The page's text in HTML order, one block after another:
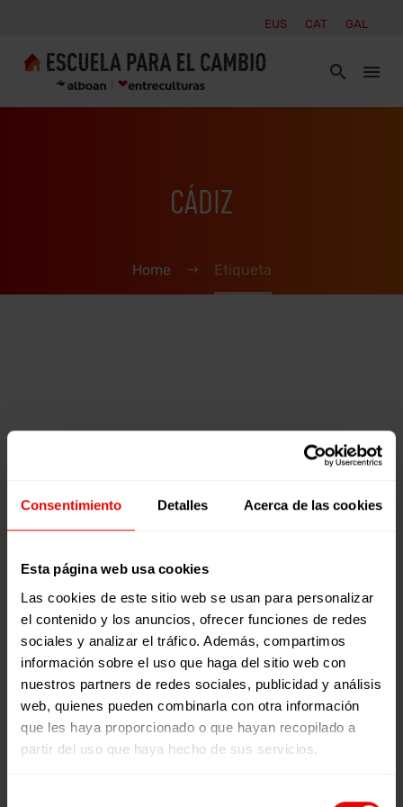
Consentimiento Detalles Acerca de las cookies
Esta página web usa cookies
Las cookies de este sitio web se usan para personalizar
el contenido y los anuncios, ofrecer funciones de redes
sociales y analizar el tráfico. Además, compartimos
información sobre el uso que haga del sitio web con
nuestros partners de redes sociales, publicidad y análisis
web, quienes pueden combinarla con otra información
que les haya proporcionado o que hayan recopilado a
partir del uso que haya hecho de sus servicios.
EUS CAT GAL
CÁDIZ
Home Etiqueta
El
de
activa
Artículos
El carnaval
como
escucha
activa
TIEMPO DE
LECTURA:
MINUTOS
LEER MÁS
2 0